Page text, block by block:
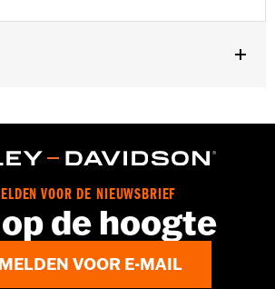
rechter voetsteun en montageinstructies
VOOR DE NIEUWSBRIEF
de hoogte
VOOR E-MAIL